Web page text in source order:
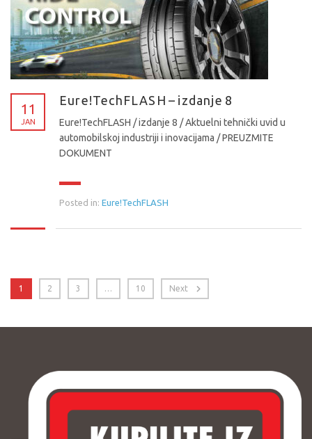
11
JAN
Eure!TechFLASH – izdanje 8
Eure!TechFLASH / izdanje 8 / Aktuelni tehnički uvid u
automobilskoj industriji i inovacijama / PREUZMITE
DOKUMENT
Posted in: Eure!TechFLASH
1 2 3 … 10 Next